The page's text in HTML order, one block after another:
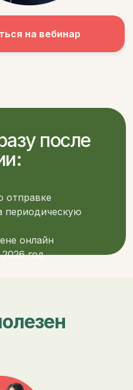
на вебинар
отправке
периодическую
онлайн
год
после